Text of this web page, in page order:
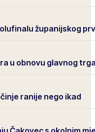
županijskog
u obnovu glavnog
ranije nego ikad